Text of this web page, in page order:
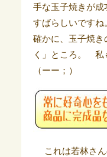
手な玉子焼きが成
すばらしいですね
確かに、玉子焼き
く」ところ。 私
（ーー；）
これは若林さ